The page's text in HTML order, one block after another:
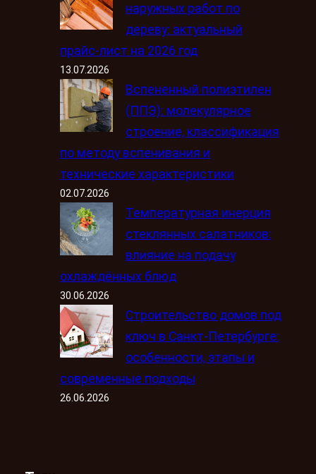
наружных работ по
дереву: актуальный
прайс-лист на 2026 год
13.07.2026
Вспененный полиэтилен
(ППЭ): молекулярное
строение, классификация
по методу вспенивания и
технические характеристики
02.07.2026
Температурная инерция
стеклянных салатников:
влияние на подачу
охлаждённых блюд
30.06.2026
Строительство домов под
ключ в Санкт-Петербурге:
особенности, этапы и
современные подходы
26.06.2026